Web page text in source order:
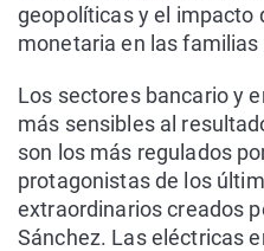
geopolíticas y el impacto
monetaria en las
Los sectores bancario y
más sensibles al
son los más regulados
protagonistas de los
extraordinarios creados
Sánchez. Las eléctricas